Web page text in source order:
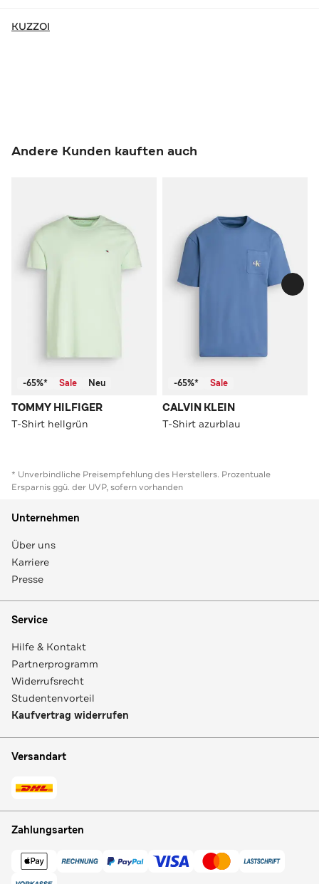
KUZZOI
Andere Kunden kauften auch
-65%* Sale Neu
TOMMY HILFIGER
T-Shirt hellgrün
-65%* Sale
CALVIN KLEIN
T-Shirt azurblau
* Unverbindliche Preisempfehlung des Herstellers. Prozentuale
Ersparnis ggü. der UVP, sofern vorhanden
Unternehmen
Über uns
Karriere
Presse
Service
Hilfe & Kontakt
Partnerprogramm
Widerrufsrecht
Studentenvorteil
Kaufvertrag widerrufen
Versandart
Zahlungsarten